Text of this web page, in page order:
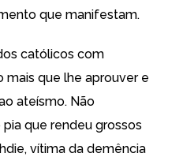
que manifestam.
católicos com
mais que lhe aprouver e
ateísmo. Não
que rendeu grossos
vítima da demência